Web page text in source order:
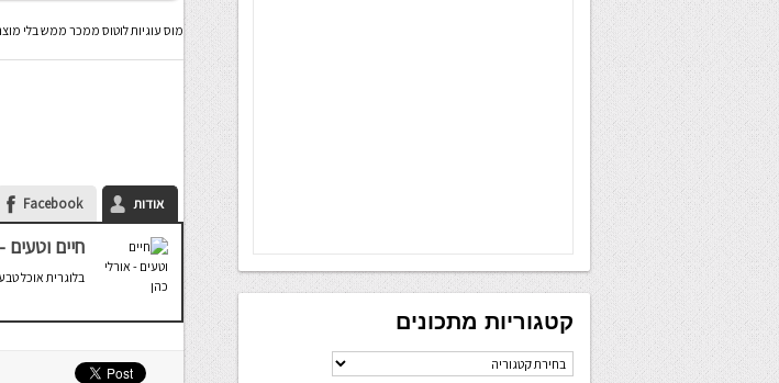
מוס עוגיות לוטוס ממכר ממש בלי
אודות Facebook
חיים וטעים
בלוגרית אוכל
קטגוריות מתכונים
קטגוריות
מתכונים